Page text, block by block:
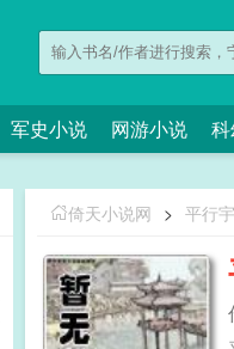
军史小说 网游小说
倚天小说网 > 平行